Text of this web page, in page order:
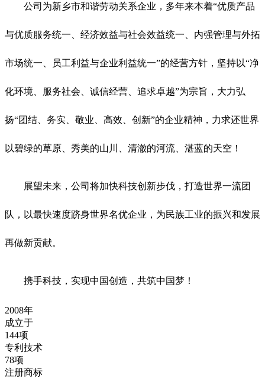
公司为新乡市和谐劳动关系企业，多年来本着“优质产品
与优质服务统一、经济效益与社会效益统一、内强管理与外拓
市场统一、员工利益与企业利益统一”的经营方针，坚持以“净
化环境、服务社会、诚信经营、追求卓越”为宗旨，大力弘
扬“团结、务实、敬业、高效、创新”的企业精神，力求还世界
以碧绿的草原、秀美的山川、清澈的河流、湛蓝的天空！
展望未来，公司将加快科技创新步伐，打造世界一流团
队，以最快速度跻身世界名优企业，为民族工业的振兴和发展
再做新贡献。
携手科技，实现中国创造，共筑中国梦！
2008年
成立于
144项
专利技术
78项
注册商标